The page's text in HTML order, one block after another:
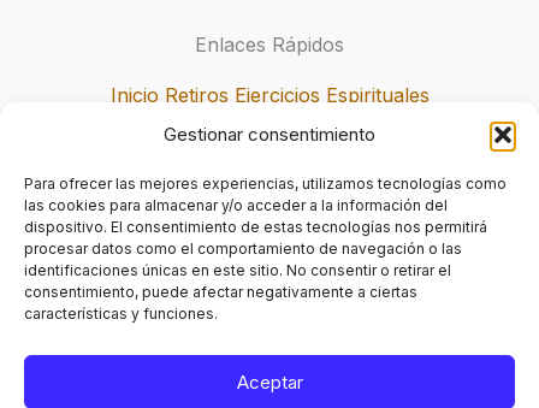
Gestionar consentimiento
Para ofrecer las mejores experiencias, utilizamos tecnologías como
las cookies para almacenar y/o acceder a la información del
dispositivo. El consentimiento de estas tecnologías nos permitirá
procesar datos como el comportamiento de navegación o las
identificaciones únicas en este sitio. No consentir o retirar el
consentimiento, puede afectar negativamente a ciertas
características y funciones.
Aceptar
Enlaces Rápidos
Inicio Retiros Ejercicios Espirituales
Inscripción
Contacto
Calle 60 # 50-16, Medellín, Colombia
+(57) 322 730 70 52